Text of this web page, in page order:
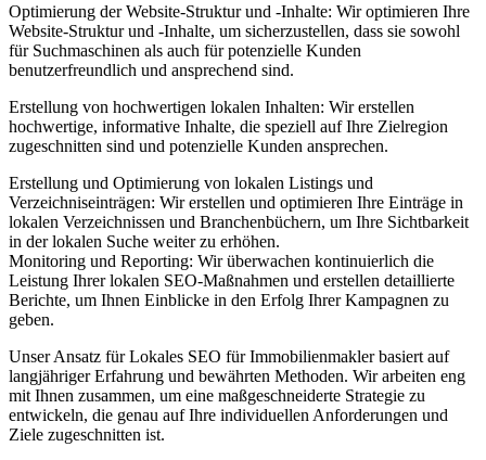
Optimierung der Website-Struktur und -Inhalte: Wir optimieren Ihre
Website-Struktur und -Inhalte, um sicherzustellen, dass sie sowohl
für Suchmaschinen als auch für potenzielle Kunden
benutzerfreundlich und ansprechend sind.
Erstellung von hochwertigen lokalen Inhalten: Wir erstellen
hochwertige, informative Inhalte, die speziell auf Ihre Zielregion
zugeschnitten sind und potenzielle Kunden ansprechen.
Erstellung und Optimierung von lokalen Listings und
Verzeichniseinträgen: Wir erstellen und optimieren Ihre Einträge in
lokalen Verzeichnissen und Branchenbüchern, um Ihre Sichtbarkeit
in der lokalen Suche weiter zu erhöhen.
Monitoring und Reporting: Wir überwachen kontinuierlich die
Leistung Ihrer lokalen SEO-Maßnahmen und erstellen detaillierte
Berichte, um Ihnen Einblicke in den Erfolg Ihrer Kampagnen zu
geben.
Unser Ansatz für Lokales SEO für Immobilienmakler basiert auf
langjähriger Erfahrung und bewährten Methoden. Wir arbeiten eng
mit Ihnen zusammen, um eine maßgeschneiderte Strategie zu
entwickeln, die genau auf Ihre individuellen Anforderungen und
Ziele zugeschnitten ist.